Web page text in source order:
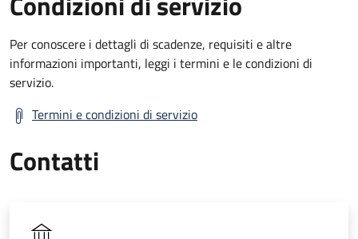
Per conoscere i dettagli di scadenze, requisiti e altre
informazioni importanti, leggi i termini e le condizioni di
servizio.
Termini e condizioni di servizio
Contatti